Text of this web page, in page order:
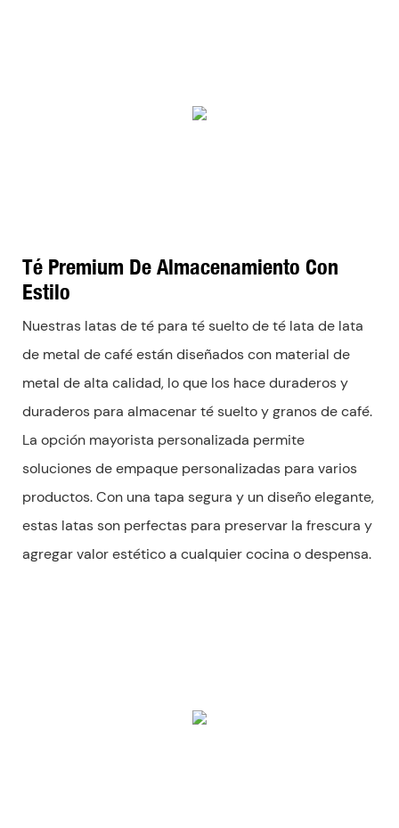
Té Premium De Almacenamiento Con
Estilo
Nuestras latas de té para té suelto de té lata de lata
de metal de café están diseñados con material de
metal de alta calidad, lo que los hace duraderos y
duraderos para almacenar té suelto y granos de café.
La opción mayorista personalizada permite
soluciones de empaque personalizadas para varios
productos. Con una tapa segura y un diseño elegante,
estas latas son perfectas para preservar la frescura y
agregar valor estético a cualquier cocina o despensa.